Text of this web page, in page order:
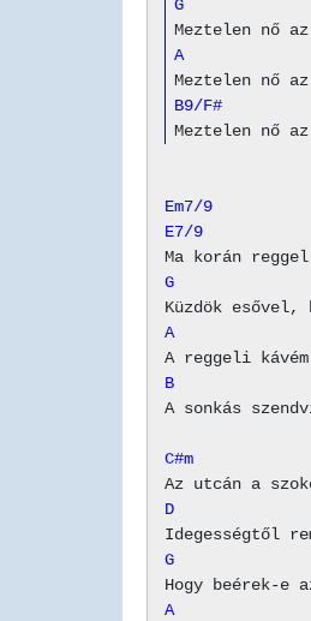
G
A
B9/F#
Em7/9
E7/9
G
A
B
A sonkás
C#m
D
G
A